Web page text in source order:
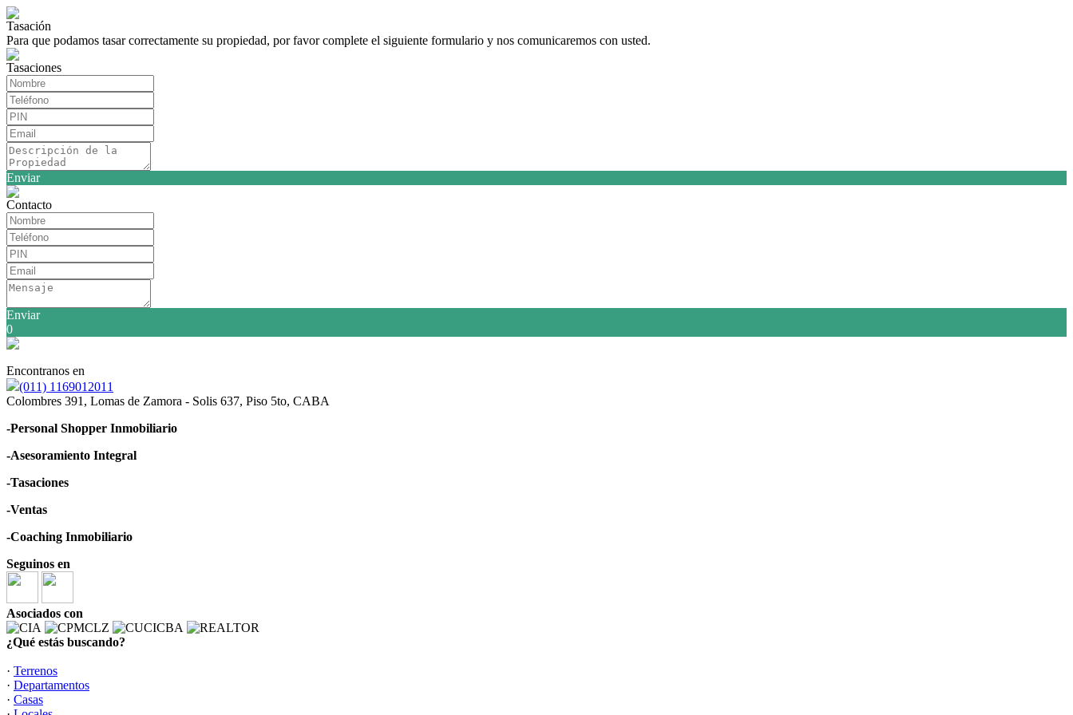
Tasación
Para que podamos tasar correctamente su propiedad, por favor complete el siguiente formulario y nos comunicaremos con usted.
Tasaciones
Enviar
Contacto
Enviar
0
Encontranos en
(011) 1169012011
Colombres 391, Lomas de Zamora - Solis 637, Piso 5to, CABA
-Personal Shopper Inmobiliario
-Asesoramiento Integral
-Tasaciones
-Ventas
-Coaching Inmobiliario
Seguinos en
Asociados con
¿Qué estás buscando?
· Terrenos
· Departamentos
· Casas